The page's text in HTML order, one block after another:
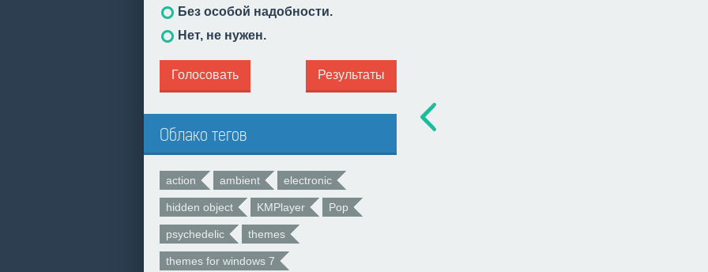
Без особой надобности.
Нет, не нужен.
Голосовать Результаты
Облако тегов
action ambient electronic
hidden object KMPlayer Pop
psychedelic themes
themes for windows 7